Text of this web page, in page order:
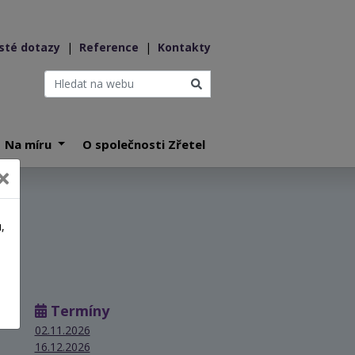
dotazy | Reference | Kontakty
Na míru O společnosti Zřetel
Termíny
02.11.2026
16.12.2026